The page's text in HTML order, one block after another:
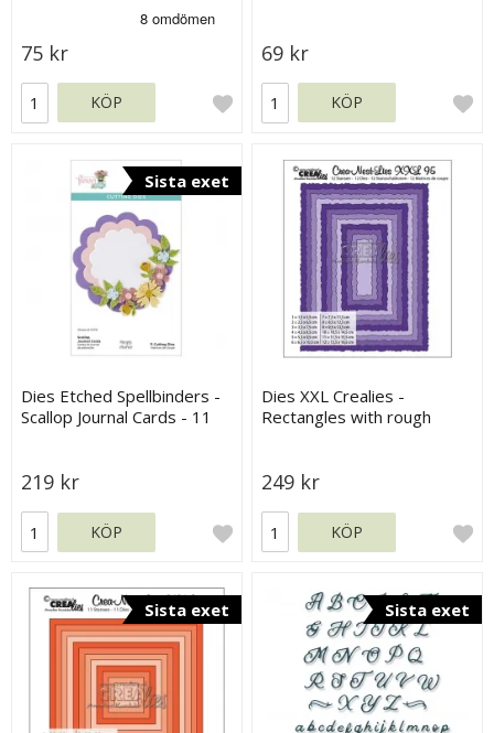
75 kr
KÖP
69 kr
KÖP
Sista exet
Dies Etched Spellbinders -
Scallop Journal Cards - 11
219 kr
KÖP
Dies XXL Crealies -
Rectangles with rough
249 kr
KÖP
Sista exet Sista exet